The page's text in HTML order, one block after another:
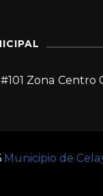
Zona Centro
Municipio de